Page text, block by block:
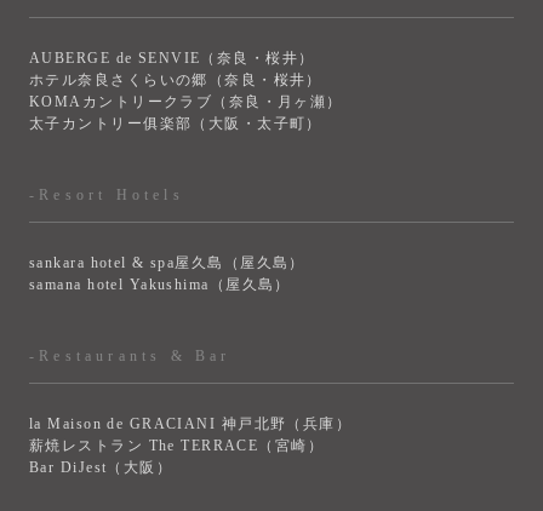
AUBERGE de SENVIE（奈良・桜井）
ホテル奈良さくらいの郷（奈良・桜井）
KOMAカントリークラブ（奈良・月ヶ瀬）
太子カントリー俱楽部（大阪・太子町）
-Resort Hotels
sankara hotel & spa屋久島（屋久島）
samana hotel Yakushima（屋久島）
-Restaurants & Bar
la Maison de GRACIANI 神戸北野（兵庫）
薪焼レストラン The TERRACE（宮崎）
Bar DiJest（大阪）